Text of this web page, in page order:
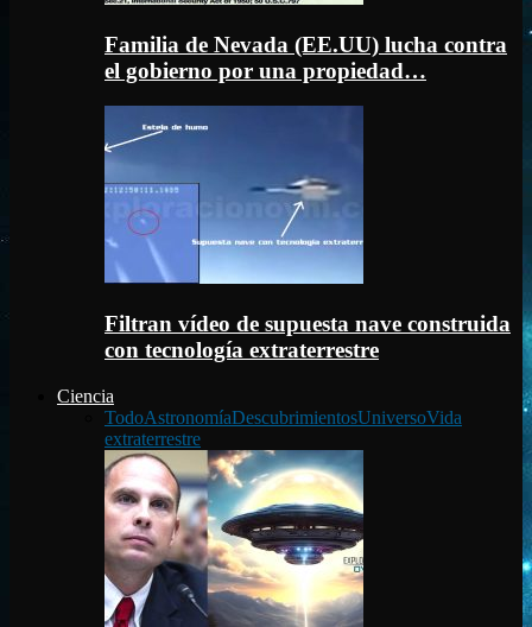
Familia de Nevada (EE.UU) lucha contra
el gobierno por una propiedad…
Filtran vídeo de supuesta nave construida
con tecnología extraterrestre
Ciencia
TodoAstronomíaDescubrimientosUniversoVida
extraterrestre